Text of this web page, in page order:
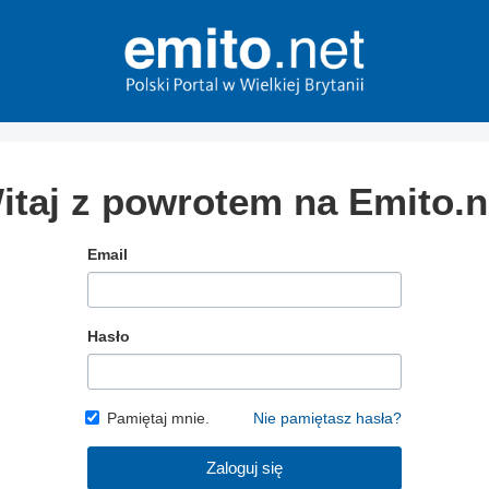
z powrotem na
Email
Hasło
Pamiętaj mnie. Nie pamiętasz hasła?
Zaloguj się